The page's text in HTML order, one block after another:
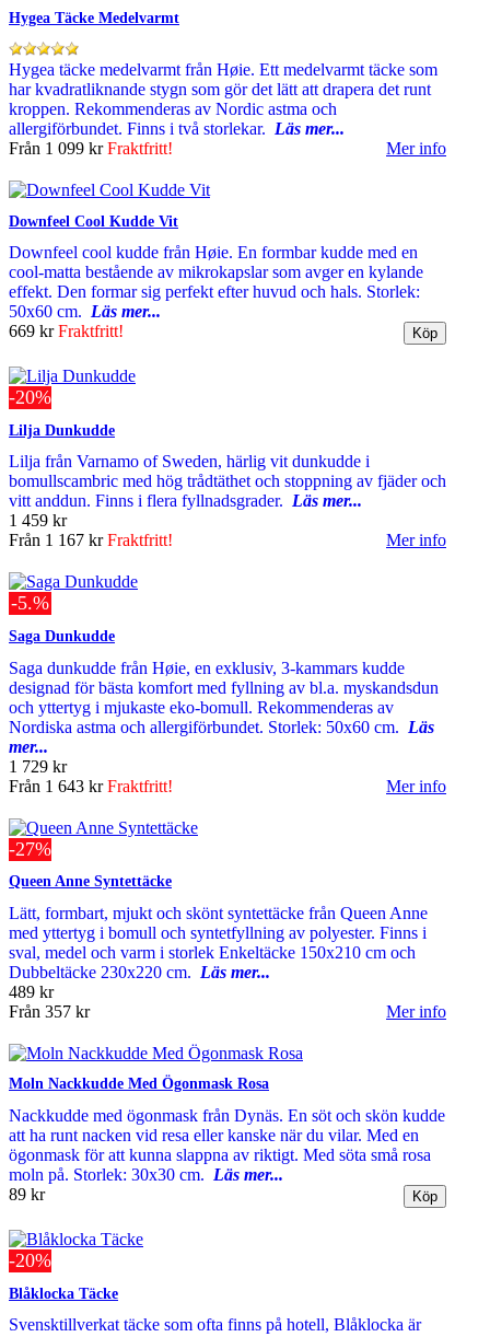
Hygea Täcke Medelvarmt
Hygea täcke medelvarmt från Høie. Ett medelvarmt täcke som
har kvadratliknande stygn som gör det lätt att drapera det runt
kroppen. Rekommenderas av Nordic astma och
allergiförbundet. Finns i två storlekar. Läs mer...
Från 1 099 krFraktfritt! Mer info
Downfeel Cool Kudde Vit
Downfeel cool kudde från Høie. En formbar kudde med en
cool-matta bestående av mikrokapslar som avger en kylande
effekt. Den formar sig perfekt efter huvud och hals. Storlek:
50x60 cm. Läs mer...
669 krFraktfritt!
-20%
Lilja Dunkudde
Lilja från Varnamo of Sweden, härlig vit dunkudde i
bomullscambric med hög trådtäthet och stoppning av fjäder och
vitt anddun. Finns i flera fyllnadsgrader. Läs mer...
1 459 kr
Från 1 167 krFraktfritt! Mer info
-5.%
Saga Dunkudde
Saga dunkudde från Høie, en exklusiv, 3-kammars kudde
designad för bästa komfort med fyllning av bl.a. myskandsdun
och yttertyg i mjukaste eko-bomull. Rekommenderas av
Nordiska astma och allergiförbundet. Storlek: 50x60 cm. Läs
mer...
1 729 kr
Från 1 643 krFraktfritt! Mer info
-27%
Queen Anne Syntettäcke
Lätt, formbart, mjukt och skönt syntettäcke från Queen Anne
med yttertyg i bomull och syntetfyllning av polyester. Finns i
sval, medel och varm i storlek Enkeltäcke 150x210 cm och
Dubbeltäcke 230x220 cm. Läs mer...
489 kr
Från 357 kr Mer info
Moln Nackkudde Med Ögonmask Rosa
Nackkudde med ögonmask från Dynäs. En söt och skön kudde
att ha runt nacken vid resa eller kanske när du vilar. Med en
ögonmask för att kunna slappna av riktigt. Med söta små rosa
moln på. Storlek: 30x30 cm. Läs mer...
89 kr
-20%
Blåklocka Täcke
Svensktillverkat täcke som ofta finns på hotell, Blåklocka är